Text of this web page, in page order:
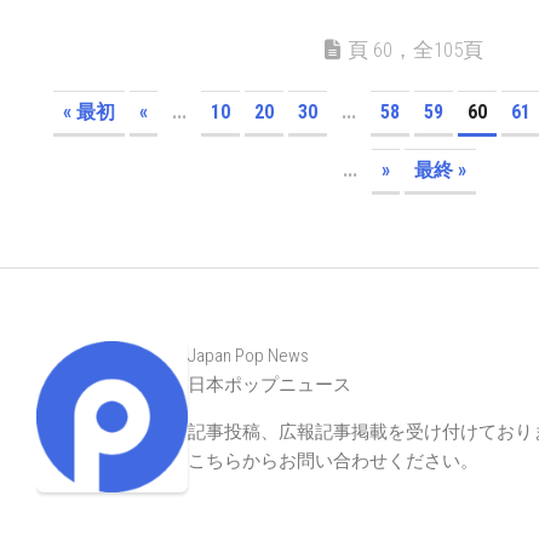
頁 60，全105頁
« 最初 « ... 10 20 30 ... 58 59 60 61
... » 最終 »
Japan Pop News
日本ポップニュース
記事投稿、広報記事掲載を受け付けており
こちらからお問い合わせください。